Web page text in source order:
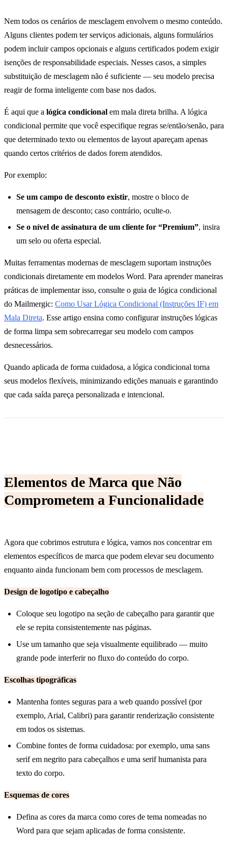
Nem todos os cenários de mesclagem envolvem o mesmo conteúdo.
Alguns clientes podem ter serviços adicionais, alguns formulários
podem incluir campos opcionais e alguns certificados podem exigir
isenções de responsabilidade especiais. Nesses casos, a simples
substituição de mesclagem não é suficiente — seu modelo precisa
reagir de forma inteligente com base nos dados.
É aqui que a lógica condicional em mala direta brilha. A lógica
condicional permite que você especifique regras se/então/senão, para
que determinado texto ou elementos de layout apareçam apenas
quando certos critérios de dados forem atendidos.
Por exemplo:
Se um campo de desconto existir, mostre o bloco de
mensagem de desconto; caso contrário, oculte-o.
Se o nível de assinatura de um cliente for “Premium”, insira
um selo ou oferta especial.
Muitas ferramentas modernas de mesclagem suportam instruções
condicionais diretamente em modelos Word. Para aprender maneiras
práticas de implementar isso, consulte o guia de lógica condicional
do Mailmergic: Como Usar Lógica Condicional (Instruções IF) em
Mala Direta. Esse artigo ensina como configurar instruções lógicas
de forma limpa sem sobrecarregar seu modelo com campos
desnecessários.
Quando aplicada de forma cuidadosa, a lógica condicional torna
seus modelos flexíveis, minimizando edições manuais e garantindo
que cada saída pareça personalizada e intencional.
Elementos de Marca que Não
Comprometem a Funcionalidade
Agora que cobrimos estrutura e lógica, vamos nos concentrar em
elementos específicos de marca que podem elevar seu documento
enquanto ainda funcionam bem com processos de mesclagem.
Design de logotipo e cabeçalho
Coloque seu logotipo na seção de cabeçalho para garantir que
ele se repita consistentemente nas páginas.
Use um tamanho que seja visualmente equilibrado — muito
grande pode interferir no fluxo do conteúdo do corpo.
Escolhas tipográficas
Mantenha fontes seguras para a web quando possível (por
exemplo, Arial, Calibri) para garantir renderização consistente
em todos os sistemas.
Combine fontes de forma cuidadosa: por exemplo, uma sans
serif em negrito para cabeçalhos e uma serif humanista para
texto do corpo.
Esquemas de cores
Defina as cores da marca como cores de tema nomeadas no
Word para que sejam aplicadas de forma consistente.